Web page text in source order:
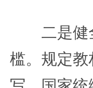
二是健全
槛。规定